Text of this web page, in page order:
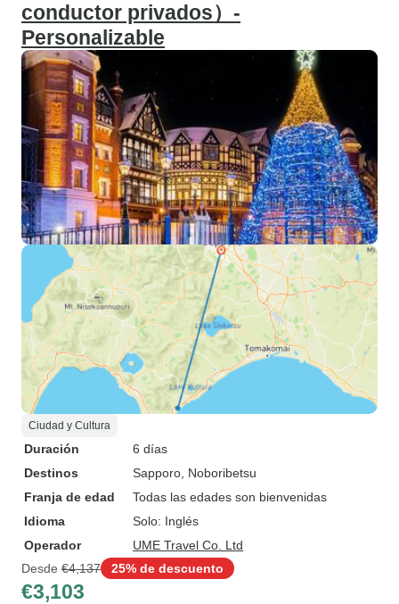
conductor privados）-
Personalizable
Ciudad y Cultura
Duración
6 días
Destinos
Sapporo , Noboribetsu
Franja de edad
Todas las edades son bienvenidas
Idioma
Solo: Inglés
Operador
UME Travel Co. Ltd
Desde €4,137 25% de descuento
€3,103